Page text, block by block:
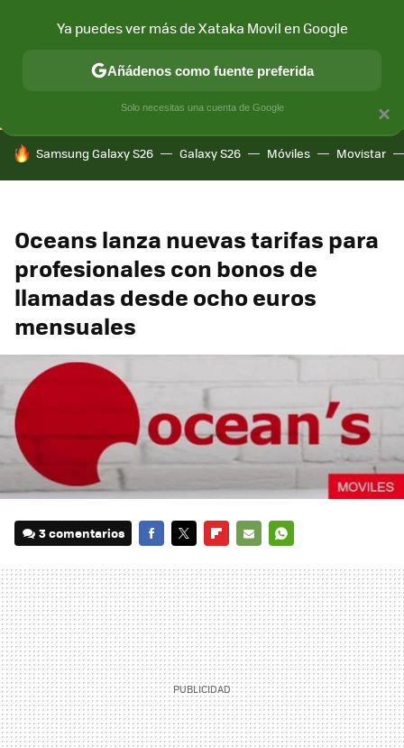
CONECTIVIDAD MÓVIL Y SOCIEDAD APLICACIONES
HOY SE HABLA DE
Samsung Galaxy S26 Galaxy S26 Móviles Movistar
Oceans lanza nuevas tarifas para
profesionales con bonos de
llamadas desde ocho euros
mensuales
3 comentarios
MAIL
×
Ya puedes ver más de Xataka Movil en Google
Añádenos como fuente preferida
Solo necesitas una cuenta de Google